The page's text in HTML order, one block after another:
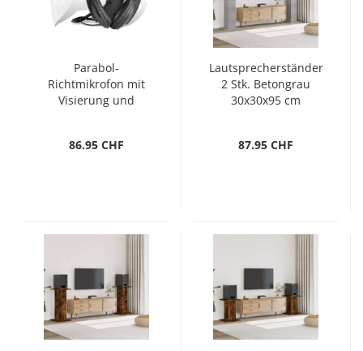
Parabol-
Richtmikrofon mit
Visierung und
86.95 CHF
Lautsprecherständer
2 Stk. Betongrau
30x30x95 cm
87.95 CHF